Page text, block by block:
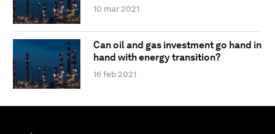
10 mar 2021
Can oil and gas investment go hand in
hand with energy transition?
16 feb 2021